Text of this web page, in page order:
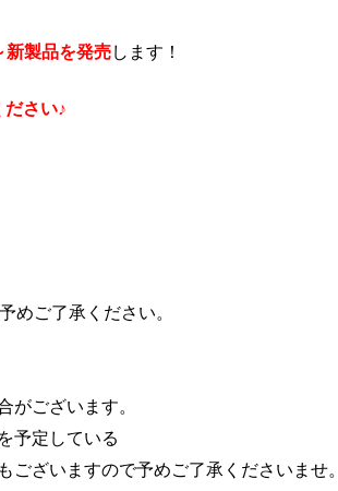
新製品を発売します！
さい♪
めご了承ください。
ございます。
予定している
ざいますので予めご了承くださいませ。